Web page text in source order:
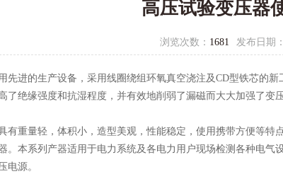
高压试验变压器
浏览次数： 1681 发布日期
用先进的生产设备，采用线圈绕组环氧真空浇注及CD型铁芯的
了绝缘强度和抗湿程度，并有效地削弱了漏磁而大大加强了变
重量轻，体积小，造型美观，性能稳定，使用携带方便等特
。本系列产器适用于电力系统及各电力用户现场检测各种电
电源。